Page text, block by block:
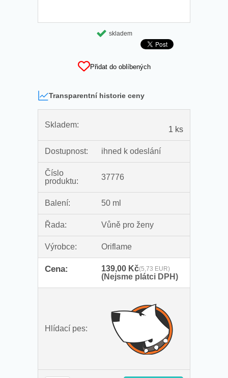
skladem
Přidat do oblíbených
Transparentní historie ceny
Skladem:
1 ks
Dostupnost: ihned k odeslání
Číslo
produktu:
37776
Balení: 50 ml
Řada: Vůně pro ženy
Výrobce: Oriflame
Cena: 139,00 Kč(5,73 EUR)
(Nejsme plátci DPH)
Hlídací pes: